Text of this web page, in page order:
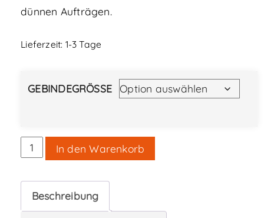
dünnen Aufträgen.
Lieferzeit: 1-3 Tage
GEBINDEGRÖSSE
Lehmklebe-
Armiermörtel,
Sackware
In den Warenkorb
Beschreibung